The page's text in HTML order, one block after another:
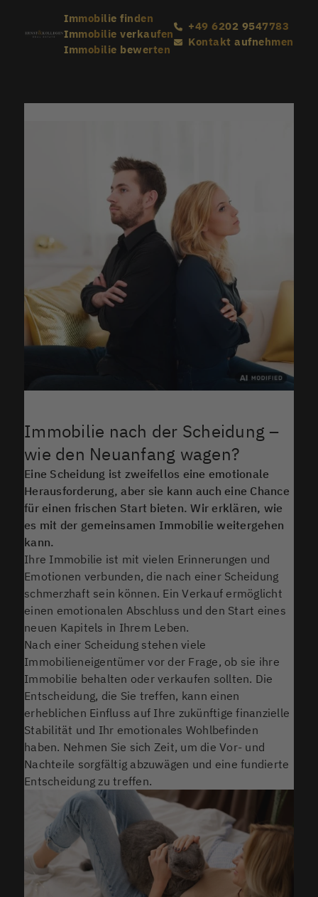
Immobilie finden
Immobilie verkaufen
Immobilie bewerten
+49 6202 9547783
Kontakt aufnehmen
Immobilie nach der Scheidung –
wie den Neuanfang wagen?
Eine Scheidung ist zweifellos eine emotionale
Herausforderung, aber sie kann auch eine Chance
für einen frischen Start bieten. Wir erklären, wie
es mit der gemeinsamen Immobilie weitergehen
kann.
Ihre Immobilie ist mit vielen Erinnerungen und
Emotionen verbunden, die nach einer Scheidung
schmerzhaft sein können. Ein Verkauf ermöglicht
einen emotionalen Abschluss und den Start eines
neuen Kapitels in Ihrem Leben.
Nach einer Scheidung stehen viele
Immobilieneigentümer vor der Frage, ob sie ihre
Immobilie behalten oder verkaufen sollten. Die
Entscheidung, die Sie treffen, kann einen
erheblichen Einfluss auf Ihre zukünftige finanzielle
Stabilität und Ihr emotionales Wohlbefinden
haben. Nehmen Sie sich Zeit, um die Vor- und
Nachteile sorgfältig abzuwägen und eine fundierte
Entscheidung zu treffen.